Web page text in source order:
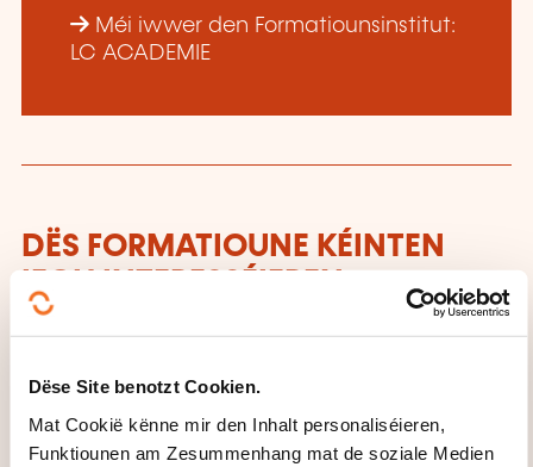
Dëse Site benotzt Cookien.
Mat Cookië kënne mir den Inhalt personaliséieren,
Funktiounen am Zesummenhang mat de soziale Medien
Méi iwwer den Formatiounsinstitut:
LC ACADEMIE
DËS FORMATIOUNE KÉINTEN
IECH INTERESSÉIEREN